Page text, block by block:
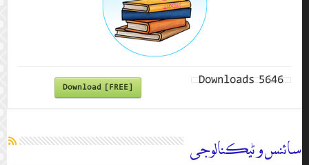
Download [FREE] 5646
Downloads
سائنس و ٹیکنالوجی